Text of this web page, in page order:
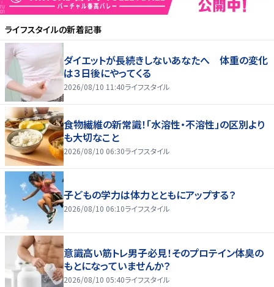
ライフスタイルの新着記事
ダイエットが長続きしないあなたへ 体重の変化
は３日後にやってくる
2026/08/10 11:40ライフスタイル
食物繊維の新常識！「水溶性・不溶性」の区別より
も大切なこと
2026/08/10 06:30ライフスタイル
子どもの学力は体力とともにアップする？
2026/08/10 06:10ライフスタイル
意識高い筋トレ男子必見！そのプロテイン体臭の
もとになっていませんか？
2026/08/10 05:40ライフスタイル